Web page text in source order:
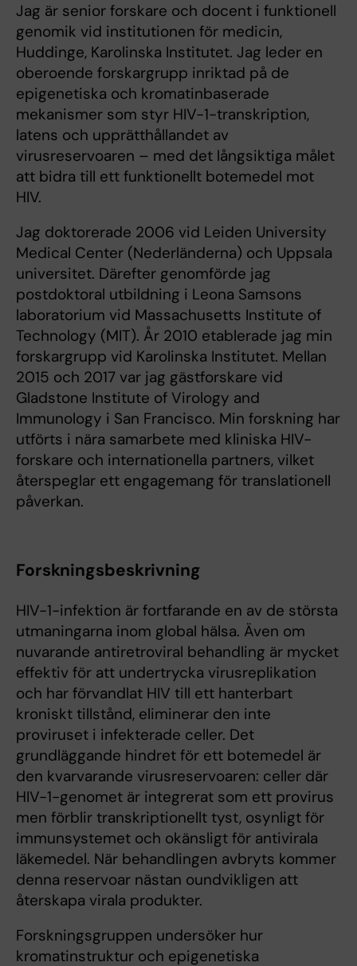
Jag är senior forskare och docent i funktionell
genomik vid institutionen för medicin,
Huddinge, Karolinska Institutet. Jag leder en
oberoende forskargrupp inriktad på de
epigenetiska och kromatinbaserade
mekanismer som styr HIV-1-transkription,
latens och upprätthållandet av
virusreservoaren – med det långsiktiga målet
att bidra till ett funktionellt botemedel mot
HIV.
Jag doktorerade 2006 vid Leiden University
Medical Center (Nederländerna) och Uppsala
universitet. Därefter genomförde jag
postdoktoral utbildning i Leona Samsons
laboratorium vid Massachusetts Institute of
Technology (MIT). År 2010 etablerade jag min
forskargrupp vid Karolinska Institutet. Mellan
2015 och 2017 var jag gästforskare vid
Gladstone Institute of Virology and
Immunology i San Francisco. Min forskning har
utförts i nära samarbete med kliniska HIV-
forskare och internationella partners, vilket
återspeglar ett engagemang för translationell
påverkan.
Forskningsbeskrivning
HIV-1-infektion är fortfarande en av de största
utmaningarna inom global hälsa. Även om
nuvarande antiretroviral behandling är mycket
effektiv för att undertrycka virusreplikation
och har förvandlat HIV till ett hanterbart
kroniskt tillstånd, eliminerar den inte
proviruset i infekterade celler. Det
grundläggande hindret för ett botemedel är
den kvarvarande virusreservoaren: celler där
HIV-1-genomet är integrerat som ett provirus
men förblir transkriptionellt tyst, osynligt för
immunsystemet och okänsligt för antivirala
läkemedel. När behandlingen avbryts kommer
denna reservoar nästan oundvikligen att
återskapa virala produkter.
Forskningsgruppen undersöker hur
kromatinstruktur och epigenetiska